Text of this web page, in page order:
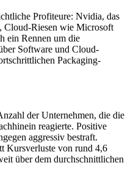
Profiteure: Nvidia, das
Cloud-Riesen wie Microsoft
ein Rennen um die
Software und Cloud-
Packaging-
der Unternehmen, die die
reagierte. Positive
aggressiv bestraft.
Kursverluste von rund 4,6
über dem durchschnittlichen